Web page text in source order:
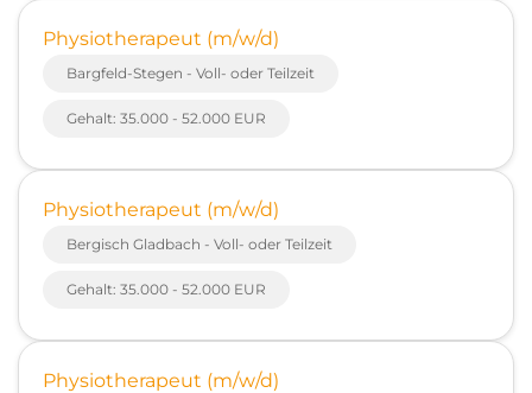
Physiotherapeut (m/w/d)
Bargfeld-Stegen - Voll- oder Teilzeit
Gehalt: 35.000 - 52.000 EUR
Physiotherapeut (m/w/d)
Bergisch Gladbach - Voll- oder Teilzeit
Gehalt: 35.000 - 52.000 EUR
Physiotherapeut (m/w/d)